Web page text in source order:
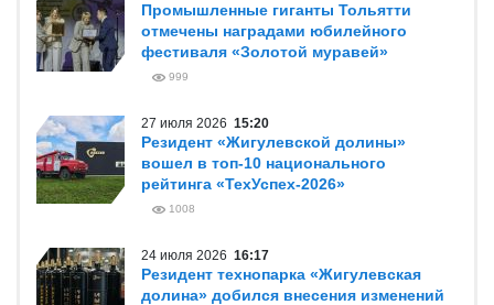
Промышленные гиганты Тольятти
отмечены наградами юбилейного
фестиваля «Золотой муравей»
999
27 июля 2026 15:20
Резидент «Жигулевской долины»
вошел в топ-10 национального
рейтинга «ТехУспех-2026»
1008
24 июля 2026 16:17
Резидент технопарка «Жигулевская
долина» добился внесения изменений